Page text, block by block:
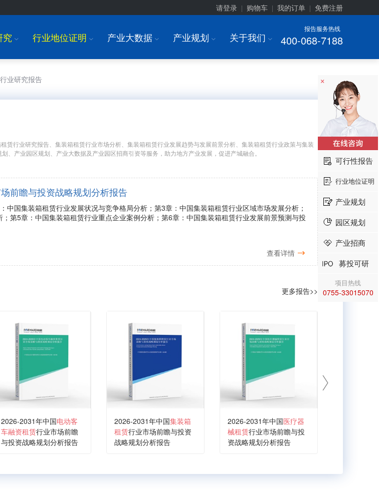
请登录 购物车 我的订单 免费注册
报告服务热线
400-068-7188
究 I 行业地位证明 I 产业大数据 I 产业规划 I 关于我们 I
业研究报告
行业研究报告、集装箱租赁行业市场分析、集装箱租赁行业发展趋势与发展前景分析、集装箱租赁行业政策与集装
产业园区规划、产业大数据及产业园区招商引资等服务，助力地方产业发展，促进产城融合。
前瞻与投资战略规划分析报告
中国集装箱租赁行业发展状况与竞争格局分析；第3章：中国集装箱租赁行业区域市场发展分析；
第5章：中国集装箱租赁行业重点企业案例分析；第6章：中国集装箱租赁行业发展前景预测与投
查看详情
更多报告>>
2026-2031年中国电动客
车融资租赁行业市场前瞻
与投资战略规划分析报告
2026-2031年中国集装箱
租赁行业市场前瞻与投资
战略规划分析报告
2026-2031年中国医疗器
械租赁行业市场前瞻与投
资战略规划分析报告
×
可行性报告
行业地位证明
产业规划
园区规划
产业招商
募投可研
项目热线
0755-33015070